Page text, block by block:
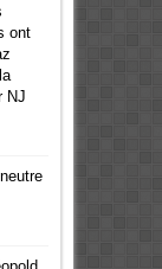
ont
NJ